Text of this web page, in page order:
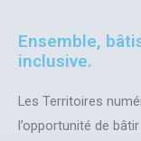
Ensemble,
inclusive.
Les Territoires
l’opportunité de